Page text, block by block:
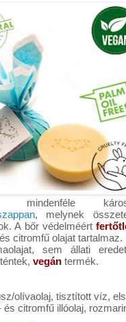
mindenféle
, melynek
A bőr védelméért
citromfű olajat tartalmaz.
sem állati
vegán termék.
olívaolaj, tisztított víz,
citromfű illóolaj,